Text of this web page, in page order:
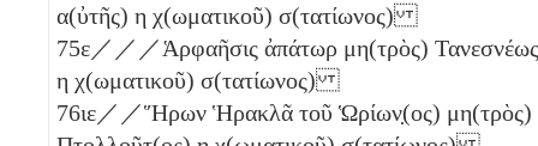
α(ὐτῆς) η χ(ωματικοῦ) σ(τατίωνος)
75ε／／／Ἁρφαῆσις ἀπάτωρ μη(τρὸς) Τανεσνέως
η χ(ωματικοῦ) σ(τατίωνος)
76ιε／／Ἥρων Ἡρακλᾶ τοῦ Ὡρίων̣(ος) μη(τρὸς)